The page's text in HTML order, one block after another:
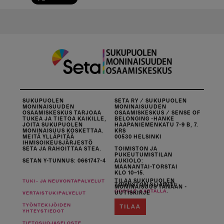
SUKUPUOLEN
MONINAISUUDEN
OSAAMISKESKUS TARJOAA
TUKEA JA TIETOA KAIKILLE,
JOITA SUKUPUOLEN
MONINAISUUS KOSKETTAA.
MEITÄ YLLÄPITÄÄ
IHMISOIKEUSJÄRJESTÖ
SETA JA RAHOITTAA STEA.
SETAN Y-TUNNUS: 0661747-4
SETA RY / SUKUPUOLEN
MONINAISUUDEN
OSAAMISKESKUS / SENSE OF
BELONGING -HANKE
HAAPANIEMENKATU 7-9 B, 7.
KRS
00530 HELSINKI
TOIMISTON JA
PUKEUTUMISTILAN
AUKIOLO:
MAANANTAI-TORSTAI
KLO 10–15.
TOIMISTON SIJAINTI
GOOGLE-KARTALLA
TUKI- JA NEUVONTAPALVELUT
VERTAISTUKIPALVELUT
TYÖNTEKIJÖIDEN
YHTEYSTIEDOT
TILAA SUKUPUOLEN
MONINAISUUS TÄNÄÄN -
UUTISKIRJE
TILAA